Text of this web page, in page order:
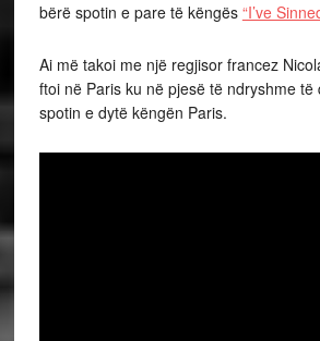
bërë spotin e pare të këngës “I’ve
Ai më takoi me një regjisor francez
ftoi në Paris ku në pjesë të ndryshme të
spotin e dytë këngën Paris.